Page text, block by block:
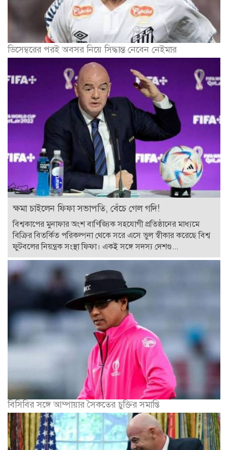
ডিসেম্বরের পরই অবসর নিয়ে সিদ্ধান্ত নেবেন নেইমার
ক্ষমা চাইলেন ফিফা সভাপতি, বেঁচে গেল গদি!
বিশ্বকাপের মুনাফার অংশ বাণিজ্যিক সহযোগী প্রতিষ্ঠানের মাধ্যমে
বিক্রির বিতর্কিত পরিকল্পনা থেকে সরে এসে ভুল স্বীকার করেছে বিশ্ব
ফুটবলের নিয়ন্ত্রক সংস্থা ফিফা। একই সঙ্গে সদস্য দেশগু...
বিসিবির সঙ্গে আম্পায়ার সৈকতের চুক্তির সমাপ্তি